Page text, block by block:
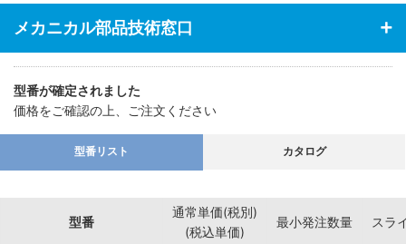
メカニカル部品技術窓口
型番が確定されました
価格をご確認の上、ご注文ください
型番リスト カタログ
型番
通常単価(税別)
(税込単価)
最小発注数量 スラ